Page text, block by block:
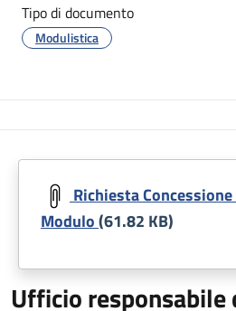
Tipo di documento
Modulistica
Richiesta
Modulo(61.82 KB)
Ufficio responsabile